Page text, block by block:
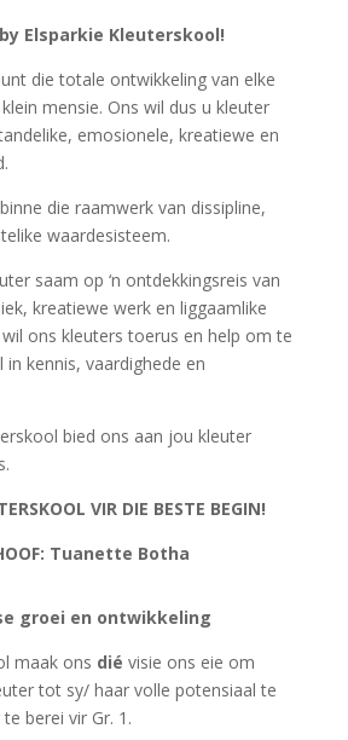
Elsparkie Kleuterskool!
die totale ontwikkeling van elke
mensie. Ons wil dus u kleuter
emosionele, kreatiewe en
die raamwerk van dissipline,
waardesisteem.
saam op ‘n ontdekkingsreis van
kreatiewe werk en liggaamlike
ons kleuters toerus en help om te
kennis, vaardighede en
bied ons aan jou kleuter
VIR DIE BESTE BEGIN!
Tuanette Botha
groei en ontwikkeling
maak ons dié visie ons eie om
tot sy/ haar volle potensiaal te
berei vir Gr. 1.